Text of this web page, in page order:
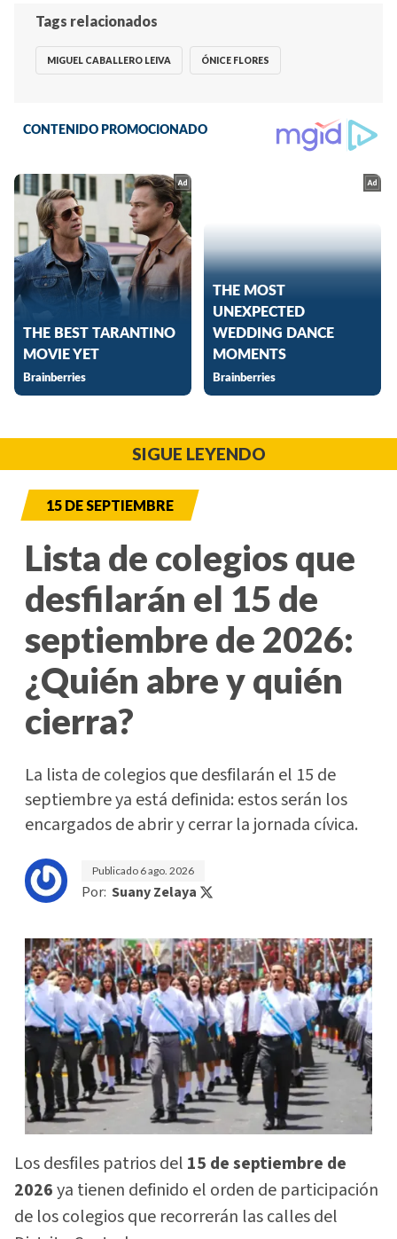
Tags relacionados
MIGUEL CABALLERO LEIVA ÓNICE FLORES
SIGUE LEYENDO
15 DE SEPTIEMBRE
Lista de colegios que
desfilarán el 15 de
septiembre de 2026:
¿Quién abre y quién
cierra?
La lista de colegios que desfilarán el 15 de
septiembre ya está definida: estos serán los
encargados de abrir y cerrar la jornada cívica.
Publicado 6 ago. 2026
Por: Suany Zelaya
Los desfiles patrios del 15 de septiembre de
2026ya tienen definido el orden de participación
de los colegios que recorrerán las calles del